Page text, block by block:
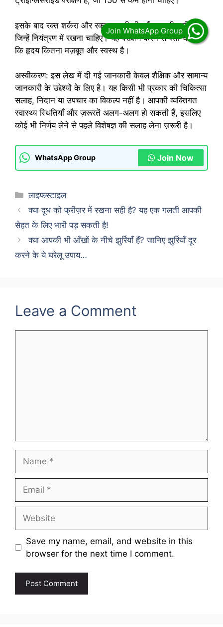
इसके बाद रक्त शर्करा और रक्तचाप की भी जाँच करनी चाहिए,
जिन्हें नियंत्रण में रखना चाहिए। यह परीक्षण करने से पता चलेगा
कि हृदय कितना मज़बूत और स्वस्थ है।
अस्वीकरण: इस लेख में दी गई जानकारी केवल शैक्षिक और सामान्य
जानकारी के उद्देश्यों के लिए है। यह किसी भी प्रकार की चिकित्सा
सलाह, निदान या उपचार का विकल्प नहीं है। आपकी व्यक्तिगत
स्वास्थ्य स्थितियाँ और ज़रूरतें अलग-अलग हो सकती हैं, इसलिए
कोई भी निर्णय लेने से पहले विशेषज्ञ की सलाह लेना ज़रूरी है।
WhatsApp Group Join Now
Categories
लाइफस्टाइल
क्या दूध को फ्रीज़र में रखना सही है? यह एक गलती आपकी
सेहत के लिए भारी पड़ सकती है!
क्या आपकी भी आँखों के नीचे झुर्रियाँ हैं? जानिए झुर्रियाँ दूर
करने के ये घरेलू उपाय…
Leave a Comment
Save my name, email, and website in this
browser for the next time I comment.